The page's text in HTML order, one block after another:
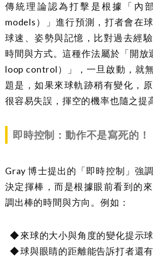
傳統理論認為打擊是根據「內
models）」進行預測，打者會在
球速、姿勢與記憶，比對過去經
時間與方式。這種作法屬於「開放
loop control）」，一旦啟動，就
題是，如果來球軌跡稍有變化，
很容易失誤，揮空的機率也隨之提
即時控制：動作不是寫死的！
Gray 博士提出的「即時控制」強
決定揮棒，而是根據眼前看到的
調出棒的時間與方向。例如：
來球的大小與角度的變化提示
球與眼睛的距離能告訴打者還